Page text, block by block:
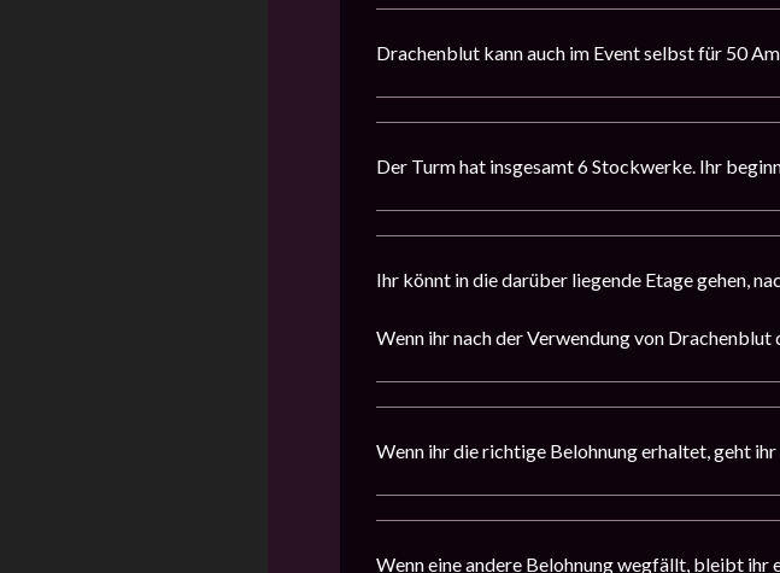
Drachenblut kann auch im Event selbst für 50
Der Turm hat insgesamt 6 Stockwerke. Ihr
Ihr könnt in die darüber liegende Etage gehen,
Wenn ihr nach der Verwendung von
Wenn ihr die richtige Belohnung erhaltet, geht
Wenn eine andere Belohnung wegfällt, bleibt ihr